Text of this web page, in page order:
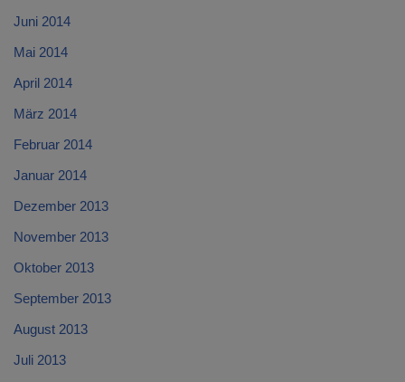
Juni 2014
Mai 2014
April 2014
März 2014
Februar 2014
Januar 2014
Dezember 2013
November 2013
Oktober 2013
September 2013
August 2013
Juli 2013